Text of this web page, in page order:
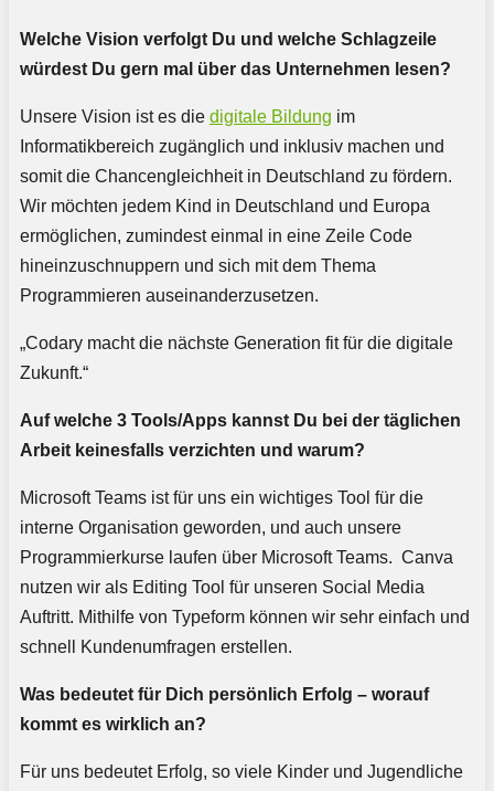
Welche Vision verfolgt Du und welche Schlagzeile
würdest Du gern mal über das Unternehmen lesen?
Unsere Vision ist es die digitale Bildung im
Informatikbereich zugänglich und inklusiv machen und
somit die Chancengleichheit in Deutschland zu fördern.
Wir möchten jedem Kind in Deutschland und Europa
ermöglichen, zumindest einmal in eine Zeile Code
hineinzuschnuppern und sich mit dem Thema
Programmieren auseinanderzusetzen.
„Codary macht die nächste Generation fit für die digitale
Zukunft.“
Auf welche 3 Tools/Apps kannst Du bei der täglichen
Arbeit keinesfalls verzichten und warum?
Microsoft Teams ist für uns ein wichtiges Tool für die
interne Organisation geworden, und auch unsere
Programmierkurse laufen über Microsoft Teams. Canva
nutzen wir als Editing Tool für unseren Social Media
Auftritt. Mithilfe von Typeform können wir sehr einfach und
schnell Kundenumfragen erstellen.
Was bedeutet für Dich persönlich Erfolg – worauf
kommt es wirklich an?
Für uns bedeutet Erfolg, so viele Kinder und Jugendliche